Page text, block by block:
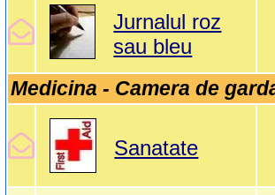
Jurnalul roz
sau bleu
Medicina - Camera de
Sanatate